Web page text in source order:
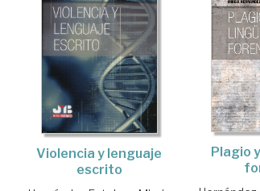
Violencia y lenguaje
escrito
Plagio